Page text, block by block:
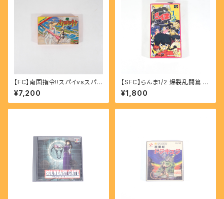
【FC】南国指令!!スパイvsスパイ
- Nangoku Shirei!!SPY VS
SPY
¥7,200
【SFC】らんま1/2 爆裂乱闘篇 -
Ranma1/2 Bakuretsu Ranto
u Hen
¥1,800